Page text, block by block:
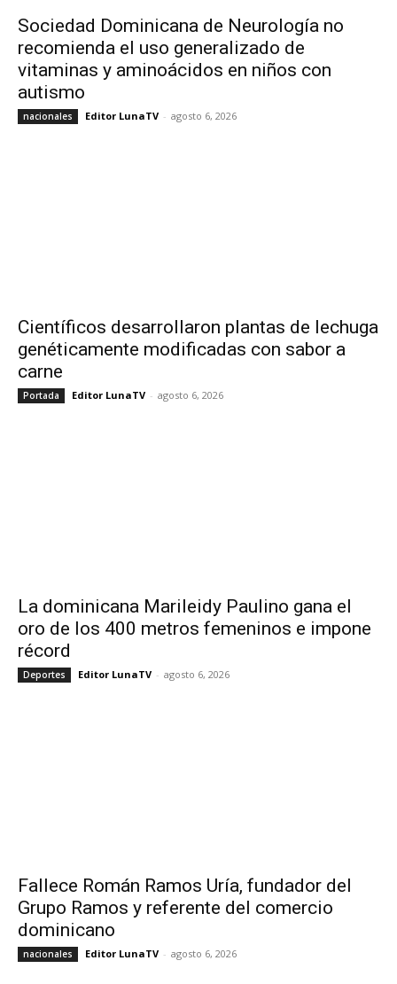
Sociedad Dominicana de Neurología no
recomienda el uso generalizado de
vitaminas y aminoácidos en niños con
autismo
nacionales Editor LunaTV - agosto 6, 2026
Científicos desarrollaron plantas de lechuga
genéticamente modificadas con sabor a
carne
Portada Editor LunaTV - agosto 6, 2026
La dominicana Marileidy Paulino gana el
oro de los 400 metros femeninos e impone
récord
Deportes Editor LunaTV - agosto 6, 2026
Fallece Román Ramos Uría, fundador del
Grupo Ramos y referente del comercio
dominicano
nacionales Editor LunaTV - agosto 6, 2026